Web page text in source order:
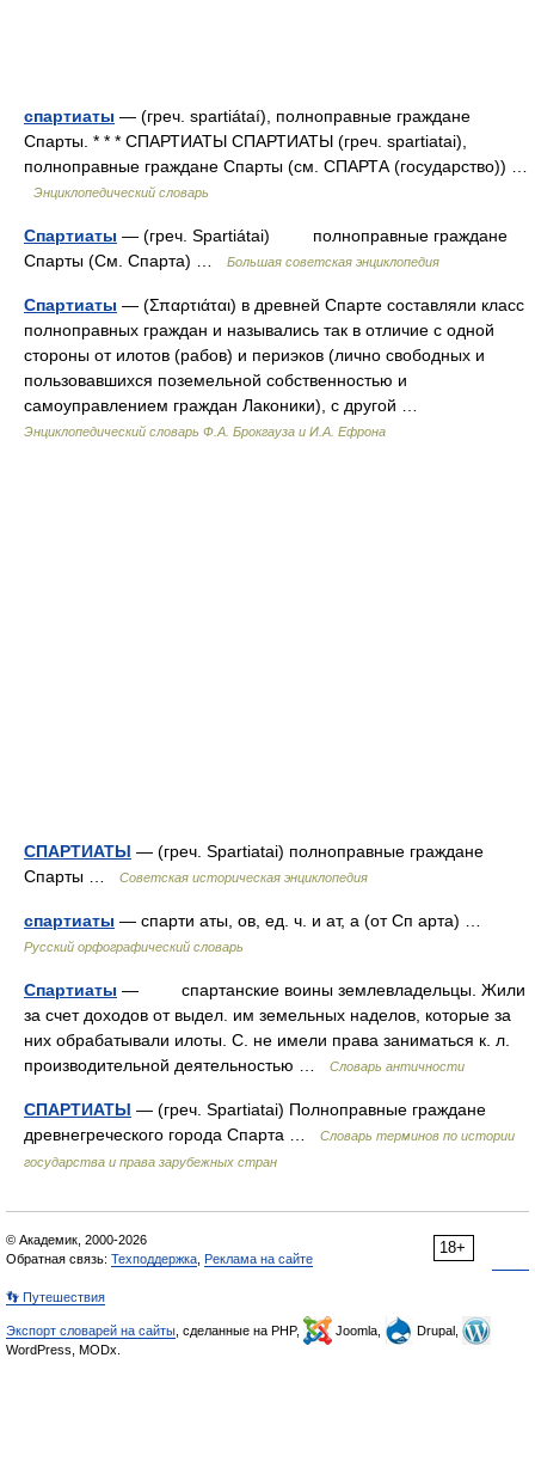
спартиаты — (греч. spartiátaí), полноправные граждане
Спарты. * * * СПАРТИАТЫ СПАРТИАТЫ (греч. spartiatai),
полноправные граждане Спарты (см. СПАРТА (государство)) …
Энциклопедический словарь
Спартиаты — (греч. Spartiátai) полноправные граждане
Спарты (См. Спарта) …
Большая советская энциклопедия
Спартиаты — (Σπαρτιάται) в древней Спарте составляли класс
полноправных граждан и назывались так в отличие с одной
стороны от илотов (рабов) и периэков (лично свободных и
пользовавшихся поземельной собственностью и
самоуправлением граждан Лаконики), с другой …
Энциклопедический словарь Ф.А. Брокгауза и И.А. Ефрона
СПАРТИАТЫ — (греч. Spartiatai) полноправные граждане
Спарты …
Советская историческая энциклопедия
спартиаты — спарти аты, ов, ед. ч. и ат, а (от Сп арта) …
Русский орфографический словарь
Спартиаты — спартанские воины землевладельцы. Жили
за счет доходов от выдел. им земельных наделов, которые за
них обрабатывали илоты. С. не имели права заниматься к. л.
производительной деятельностью …
Словарь античности
СПАРТИАТЫ — (греч. Spartiatai) Полноправные граждане
древнегреческого города Спарта …
Словарь терминов по истории
государства и права зарубежных стран
18+
© Академик, 2000-2026
Обратная связь: Техподдержка Реклама на сайте
👣 Путешествия
Экспорт словарей на сайты , сделанные на PHP, Joomla,
Drupal,
WordPress, MODx.